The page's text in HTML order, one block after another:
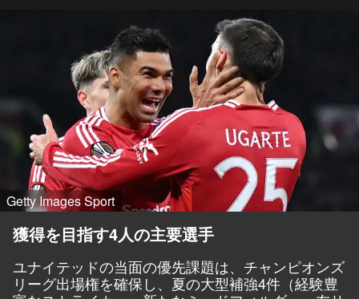
Getty Images Sport
獲得を目指す4人の主要選手
ユナイテッドの当面の優先課題は、チャンピオンズ
リーグ出場権を確保し、夏の大型補強4件（経験豊